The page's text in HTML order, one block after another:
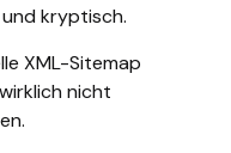
kryptisch.
XML-Sitemap
nicht